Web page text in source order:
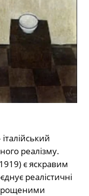
реалізму.
є яскравим
реалістичні